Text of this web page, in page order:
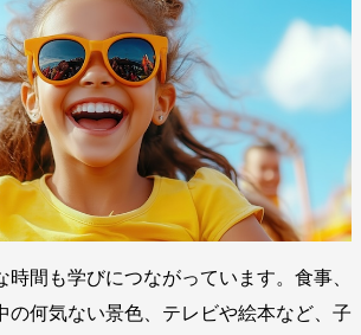
間も学びにつながっています。食事、
の何気ない景色、テレビや絵本など、子